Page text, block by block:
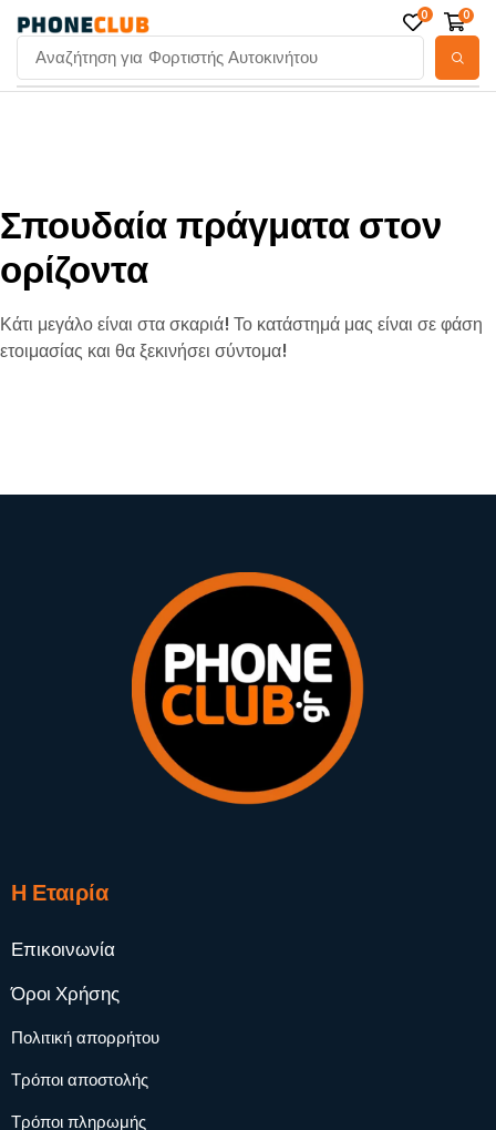
Αναζήτηση για Φορτιστής Αυτοκινήτου
0 0
Σπουδαία πράγματα στον
ορίζοντα
Κάτι μεγάλο είναι στα σκαριά! Το κατάστημά μας είναι σε φάση
ετοιμασίας και θα ξεκινήσει σύντομα!
Η Εταιρία
Επικοινωνία
Όροι Χρήσης
Πολιτική απορρήτου
Τρόποι αποστολής
Τρόποι πληρωμής